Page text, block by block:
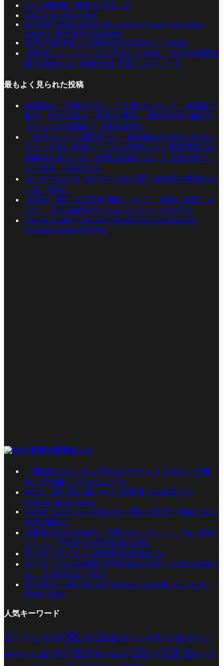
2/4 三浦瑠麗『情報工作員』説
What is the Deep State?
HAARP: Watch out for this conspiracy theory on climate
change • FRANCE 24 English
世界で1億再生した異常すぎる日本人！ #shorts
【緊急】シンプソンズが予言した未来…“2026年中国崩
壊”の真相とは【都市伝説 予言 ミステリー】
最もよく見られた投稿
陰謀論は、右派のもの…？ 左派のもの…？ 陰謀論と
政治・民主主義の「意外な関係」【政治学者が解説】
【となりの陰謀論 】【烏谷昌幸】
「連帯ユニオン関西生コン」相撲協会を揺るがす大ス
キャンダルに発展か？これは間違いなく事実関係の全
容解明を急ぐべき！衝撃の真相とは！？【池坊保子・
辻元清美・安倍晋三】
【これでわかる ロスチャイルド家】金融界の華麗なる
一族〈経済〉
【原口一博】不正選挙問題について、事態が急変しま
した…【不正疑惑/チームみらい/さとうさおり】
Can We Really Control the Weather? #Geoengineering
#ClimateChange #Science
世界の真実ねっと
『機動戦士ガンダム 閃光のハサウェイ キルケーの魔
女』予告編｜プライムビデオ
M!LK – 罪と罰と雨とキス (佐野勇斗＆吉田仁人)
(Official Music Video)
Vol.187 ユダヤ人が迫害された理由【世界一無駄がない
世界史解説】
主題歌はRADWIMPS「夕星-ゆうづつ-」｜『汝、星の
ごとく』予告②【10月9日(金)公開】
罪と罰と雨とキス (佐野勇斗&吉田仁人)
当てまくりな200年前の予言小説が示すこの先の未来と
は…【 都市伝説 予言 】
BE:FIRST / BRUCE WAYNE feat. Flo Milli, ATL Jacob -
Music Video-
人気キーワード
2 4 7 8 AC AI AR BE CE Ch de ED es et ht IC ID in IS it La
ma NG OL on OUTPS r Re rt stto TPS TS TTPTu UN UR